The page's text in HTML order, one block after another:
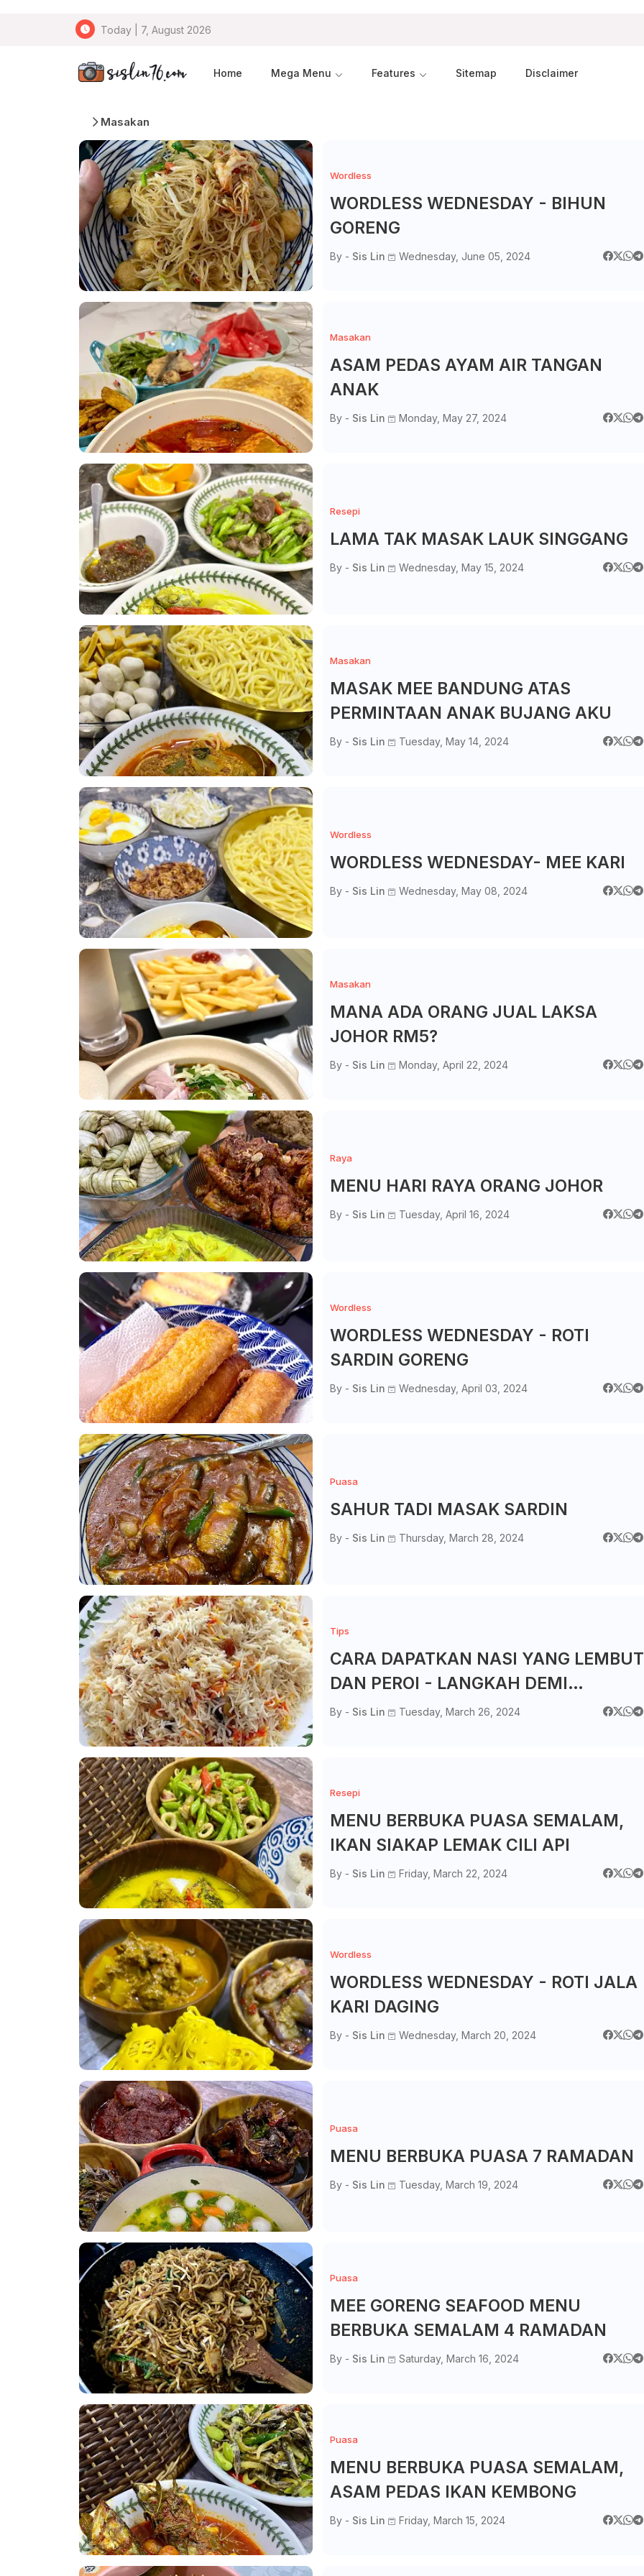
Today | 7, August 2026
Home Mega Menu Features Sitemap Disclaimer
Masakan
Wordless
WORDLESS WEDNESDAY - BIHUN
GORENG
By - Sis Lin Wednesday, June 05, 2024
Masakan
ASAM PEDAS AYAM AIR TANGAN
ANAK
By - Sis Lin Monday, May 27, 2024
Resepi
LAMA TAK MASAK LAUK SINGGANG
By - Sis Lin Wednesday, May 15, 2024
Masakan
MASAK MEE BANDUNG ATAS
PERMINTAAN ANAK BUJANG AKU
By - Sis Lin Tuesday, May 14, 2024
Wordless
WORDLESS WEDNESDAY- MEE KARI
By - Sis Lin Wednesday, May 08, 2024
Masakan
MANA ADA ORANG JUAL LAKSA
JOHOR RM5?
By - Sis Lin Monday, April 22, 2024
Raya
MENU HARI RAYA ORANG JOHOR
By - Sis Lin Tuesday, April 16, 2024
Wordless
WORDLESS WEDNESDAY - ROTI
SARDIN GORENG
By - Sis Lin Wednesday, April 03, 2024
Puasa
SAHUR TADI MASAK SARDIN
By - Sis Lin Thursday, March 28, 2024
Tips
CARA DAPATKAN NASI YANG LEMBUT
DAN PEROI - LANGKAH DEMI
LANGKAH
By - Sis Lin Tuesday, March 26, 2024
Resepi
MENU BERBUKA PUASA SEMALAM,
IKAN SIAKAP LEMAK CILI API
By - Sis Lin Friday, March 22, 2024
Wordless
WORDLESS WEDNESDAY - ROTI JALA
KARI DAGING
By - Sis Lin Wednesday, March 20, 2024
Puasa
MENU BERBUKA PUASA 7 RAMADAN
By - Sis Lin Tuesday, March 19, 2024
Puasa
MEE GORENG SEAFOOD MENU
BERBUKA SEMALAM 4 RAMADAN
By - Sis Lin Saturday, March 16, 2024
Puasa
MENU BERBUKA PUASA SEMALAM,
ASAM PEDAS IKAN KEMBONG
By - Sis Lin Friday, March 15, 2024